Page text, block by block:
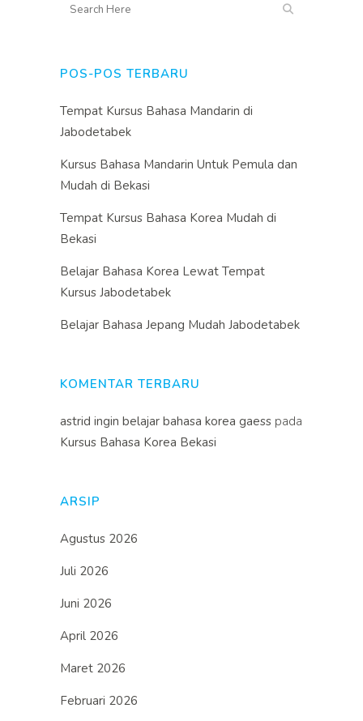
POS-POS TERBARU
Tempat Kursus Bahasa Mandarin di
Jabodetabek
Kursus Bahasa Mandarin Untuk Pemula dan
Mudah di Bekasi
Tempat Kursus Bahasa Korea Mudah di
Bekasi
Belajar Bahasa Korea Lewat Tempat
Kursus Jabodetabek
Belajar Bahasa Jepang Mudah Jabodetabek
KOMENTAR TERBARU
astrid ingin belajar bahasa korea gaess pada
Kursus Bahasa Korea Bekasi
ARSIP
Agustus 2026
Juli 2026
Juni 2026
April 2026
Maret 2026
Februari 2026